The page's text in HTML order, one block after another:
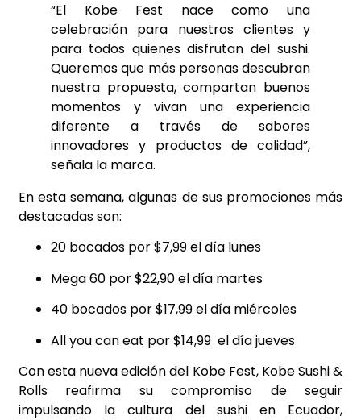
“El Kobe Fest nace como una
celebración para nuestros clientes y
para todos quienes disfrutan del sushi.
Queremos que más personas descubran
nuestra propuesta, compartan buenos
momentos y vivan una experiencia
diferente a través de sabores
innovadores y productos de calidad”,
señala la marca.
En esta semana, algunas de sus promociones más
destacadas son:
20 bocados por $7,99 el día lunes
Mega 60 por $22,90 el día martes
40 bocados por $17,99 el día miércoles
All you can eat por $14,99 el día jueves
Con esta nueva edición del Kobe Fest, Kobe Sushi &
Rolls reafirma su compromiso de seguir
impulsando la cultura del sushi en Ecuador,